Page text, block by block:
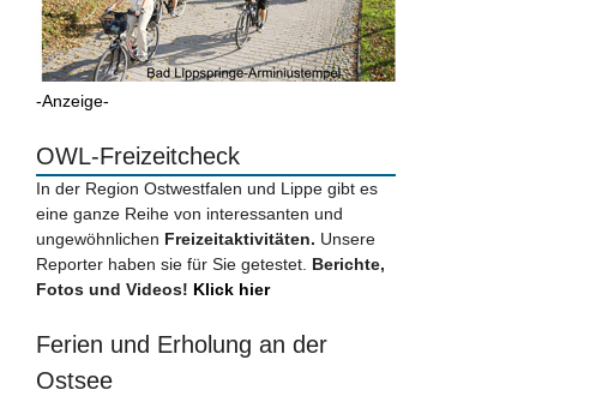
-Anzeige-
OWL-Freizeitcheck
In der Region Ostwestfalen und Lippe gibt es
eine ganze Reihe von interessanten und
ungewöhnlichen Freizeitaktivitäten. Unsere
Reporter haben sie für Sie getestet. Berichte,
Fotos und Videos! Klick hier
Ferien und Erholung an der
Ostsee